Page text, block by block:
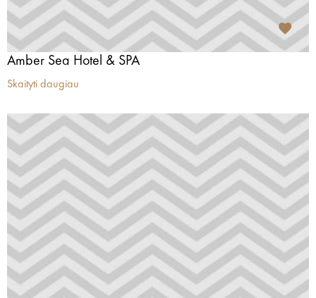
Amber Sea Hotel & SPA
Skaityti daugiau